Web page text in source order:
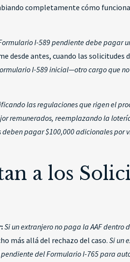
completamente cómo
I-589 pendiente debe pagar
desde antes, cuando las
I-589 inicial—otro cargo que
las regulaciones que rigen el
remunerados, reemplazando la
deben pagar $100,000 adicionales por
a los
Si un extranjero no paga la AAF dentro
más allá del rechazo del caso.Si un
del Formulario I-765 para